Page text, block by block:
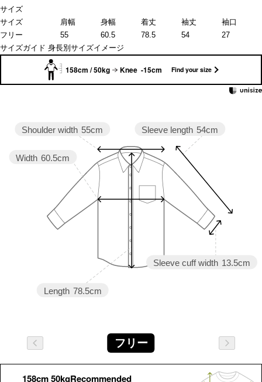
サイズ
サイズ
肩幅 身幅 着丈 袖丈
袖口
フリー
55 60.5 78.5 54
27
サイズガイド 身長別サイズイメージ
158cm / 50kg Knee -15cm Find your size
Sleeve cuff width 13.5cm
Sleeve length 54cm
Length 78.5cm
Width 60.5cm
Shoulder width 55cm
フリー
158cm 50kgRecommended